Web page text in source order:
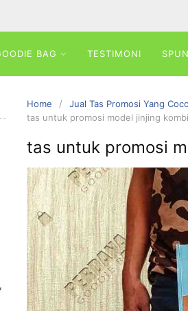
BAG TESTIMONI
Home
Jual Tas Promosi Yang
tas untuk promosi model jinjing
tas untuk promosi